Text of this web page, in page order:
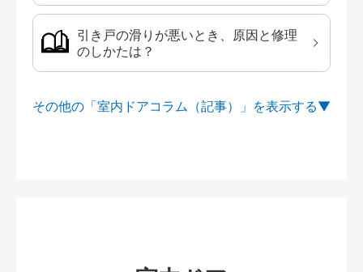
引き戸の滑りが悪いとき、原因と修理
のしかたは？
その他の「室内ドアコラム（記事）」を